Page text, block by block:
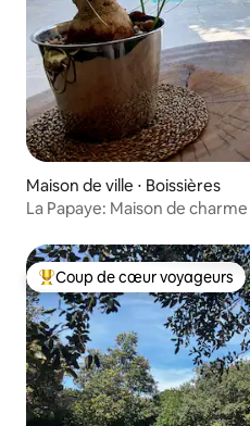
Maison de ville ⋅ Boissières
La Papaye: Maison de
Coups de cœur voyageurs
Coup de cœur voyageurs